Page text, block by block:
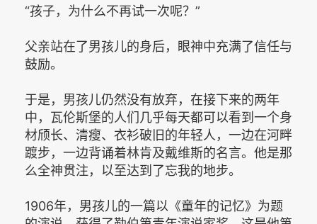
“孩子，为什么不再试一次呢？”
父亲站在了男孩儿的身后，眼神中充满了信任与
鼓励。
于是，男孩儿仍然没有放弃，在接下来的两年
中，瓦伦斯堡的人们几乎每天都可以看到一个身
材颀长、清瘦、衣衫破旧的年轻人，一边在河畔
踱步，一边背诵着林肯及戴维斯的名言。他是那
么全神贯注，以至达到了忘我的地步。
1906年，男孩儿的一篇以《童年的记忆》为题